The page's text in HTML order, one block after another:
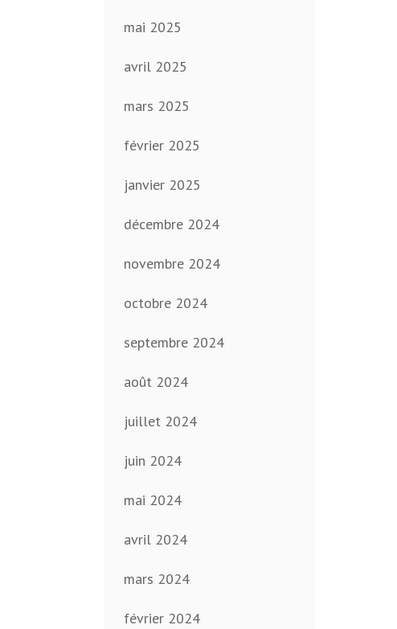
mai 2025
avril 2025
mars 2025
février 2025
janvier 2025
décembre 2024
novembre 2024
octobre 2024
septembre 2024
août 2024
juillet 2024
juin 2024
mai 2024
avril 2024
mars 2024
février 2024